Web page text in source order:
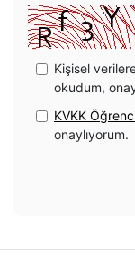
Kişisel
okudum,
KVKK
onaylıyorum.